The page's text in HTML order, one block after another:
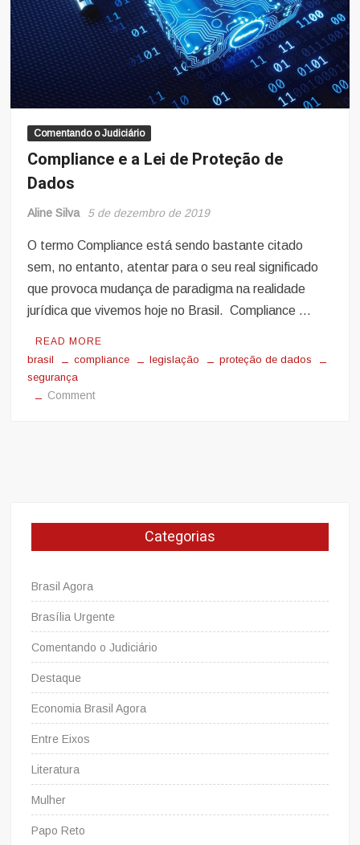
Comentando o Judiciário
Compliance e a Lei de Proteção de
Dados
Aline Silva 5 de dezembro de 2019
O termo Compliance está sendo bastante citado
sem, no entanto, atentar para o seu real significado
que provoca mudança de paradigma na realidade
jurídica que vivemos hoje no Brasil. Compliance …
READ MORE
brasil compliance legislação
proteção de dados
segurança
Commenton
de
Categorias
Brasil Agora
Brasília Urgente
Comentando o Judiciário
Destaque
Economia Brasil Agora
Entre Eixos
Literatura
Mulher
Papo Reto